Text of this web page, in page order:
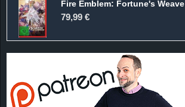
Fire Emblem: Fortune's Weave
79,99 €